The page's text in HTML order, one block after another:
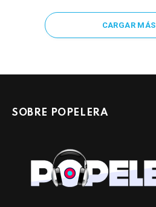
CARGAR MÁS
SOBRE POPELERA